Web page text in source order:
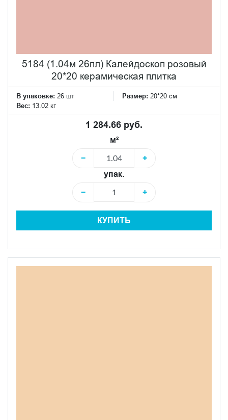
5184 (1.04м 26пл) Калейдоскоп розовый
20*20 керамическая плитка
В упаковке: 26 шт Размер: 20*20 см
Вес: 13.02 кг
1 284.66 руб.
м²
−
+
упак.
−
+
КУПИТЬ